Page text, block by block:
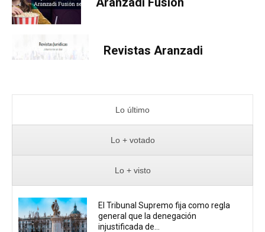
Revistas Aranzadi
Lo último
Lo + votado
Lo + visto
El Tribunal Supremo fija como regla
general que la denegación
injustificada de...